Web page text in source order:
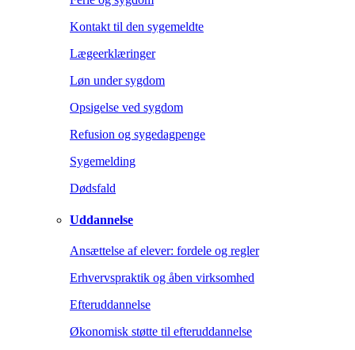
Kontakt til den sygemeldte
Lægeerklæringer
Løn under sygdom
Opsigelse ved sygdom
Refusion og sygedagpenge
Sygemelding
Dødsfald
Uddannelse
Ansættelse af elever: fordele og regler
Erhvervspraktik og åben virksomhed
Efteruddannelse
Økonomisk støtte til efteruddannelse